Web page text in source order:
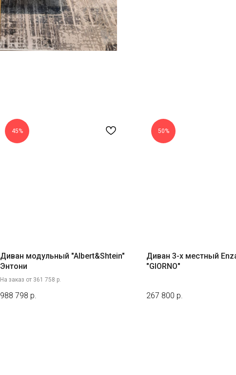
45%
Диван модульный "Albert&Shtein"
Энтони
На заказ от 361 758 р.
988 798 р.
50%
Диван 3-х местный
"GIORNO"
267 800 р.